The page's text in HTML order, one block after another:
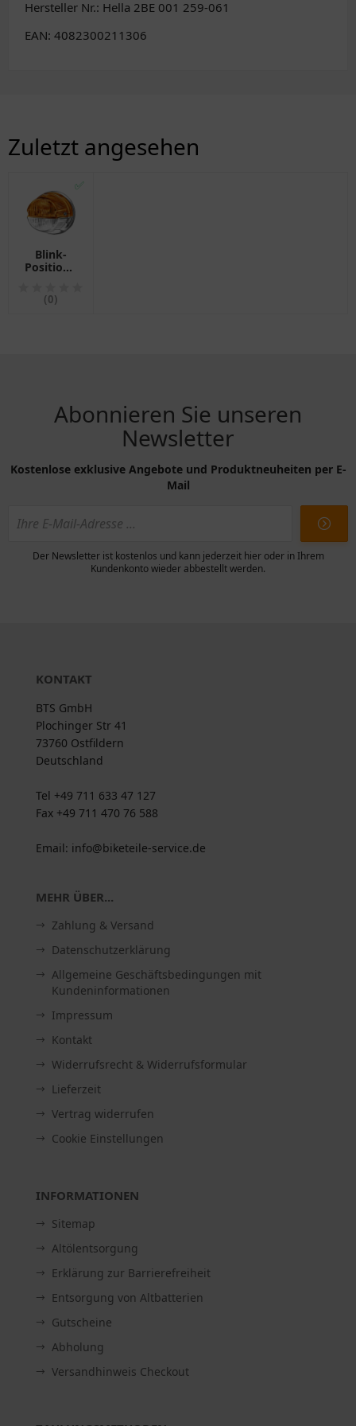
Hersteller Nr.: Hella 2BE 001 259-061
EAN: 4082300211306
Zuletzt angesehen
✅
Blink-
Positionsleuchte
Motorräder
(0)
Abonnieren Sie unseren
Newsletter
Kostenlose exklusive Angebote und Produktneuheiten per E-
Mail
Der Newsletter ist kostenlos und kann jederzeit hier oder in Ihrem
Kundenkonto wieder abbestellt werden.
KONTAKT
BTS GmbH
Plochinger Str 41
73760 Ostfildern
Deutschland
Tel +49 711 633 47 127
Fax +49 711 470 76 588
Email: info@biketeile-service.de
MEHR ÜBER...
Zahlung & Versand
Datenschutzerklärung
Allgemeine Geschäftsbedingungen mit
Kundeninformationen
Impressum
Kontakt
Widerrufsrecht & Widerrufsformular
Lieferzeit
Vertrag widerrufen
Cookie Einstellungen
INFORMATIONEN
Sitemap
Altölentsorgung
Erklärung zur Barrierefreiheit
Entsorgung von Altbatterien
Gutscheine
Abholung
Versandhinweis Checkout